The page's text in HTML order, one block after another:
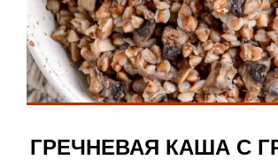
ГРЕЧНЕВАЯ КАША С